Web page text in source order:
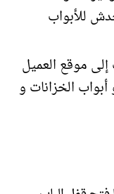
للأبواب
موقع العميل
الخزانات و